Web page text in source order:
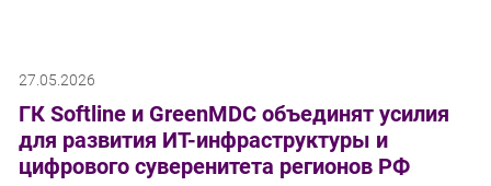
27.05.2026
ГК Softline и GreenMDC объединят усилия
для развития ИТ-инфраструктуры и
цифрового суверенитета регионов РФ